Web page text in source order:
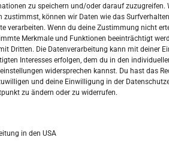
zu speichern und/oder darauf zuzugreifen.
zustimmst, können wir Daten wie das
verarbeiten. Wenn du deine Zustimmung nicht
Merkmale und Funktionen beeinträchtigt
Dritten. Die Datenverarbeitung kann mit deiner
Interesses erfolgen, dem du in den
widersprechen kannst. Du hast das
und deine Einwilligung in der
zu ändern oder zu widerrufen.
in den USA
–
Kalendar